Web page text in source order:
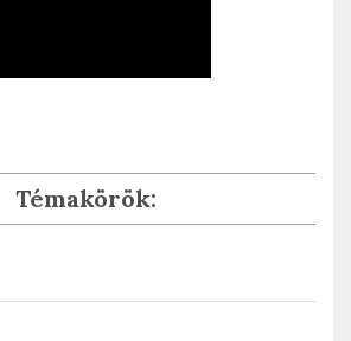
Témakörök: